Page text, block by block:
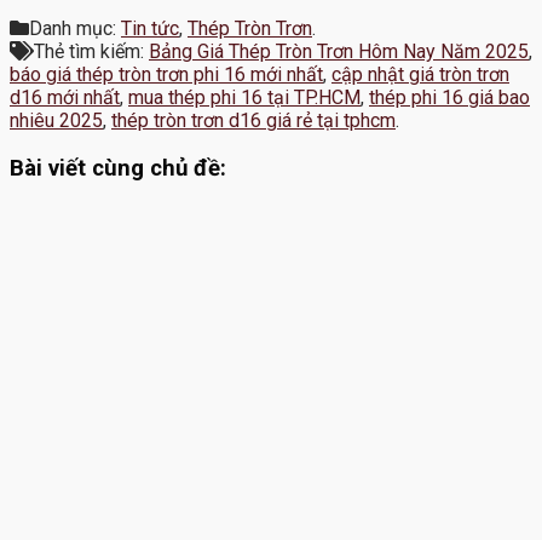
Danh mục: Tin tức, Thép Tròn Trơn.
Thẻ tìm kiếm: Bảng Giá Thép Tròn Trơn Hôm Nay Năm 2025,
báo giá thép tròn trơn phi 16 mới nhất, cập nhật giá tròn trơn
d16 mới nhất, mua thép phi 16 tại TP.HCM, thép phi 16 giá bao
nhiêu 2025, thép tròn trơn d16 giá rẻ tại tphcm.
Bài viết cùng chủ đề: